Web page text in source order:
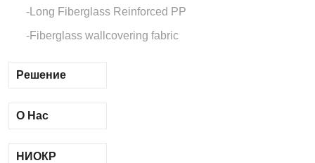
Long Fiberglass Reinforced PP
Fiberglass wallcovering fabric
Решение
О Нас
НИОКР